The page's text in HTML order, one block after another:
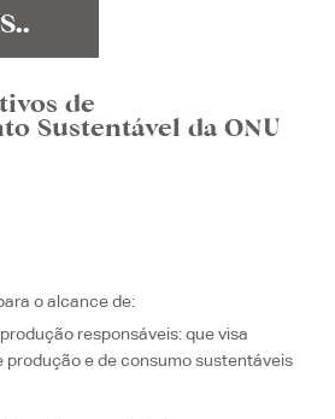
de
Sustentável da ONU
o alcance de:
responsáveis: que visa
produção e de consumo sustentáveis